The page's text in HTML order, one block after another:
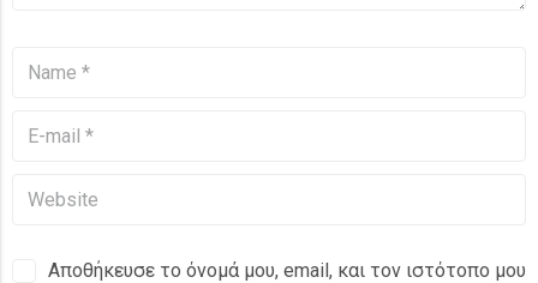
Αποθήκευσε το όνομά μου, email, και τον ιστότοπο μου